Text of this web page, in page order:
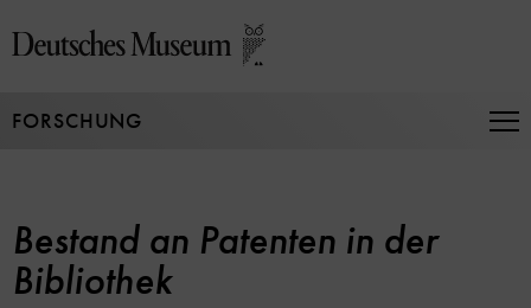
zum
FORSCHUNG
Bestand an Patenten in der
Bibliothek